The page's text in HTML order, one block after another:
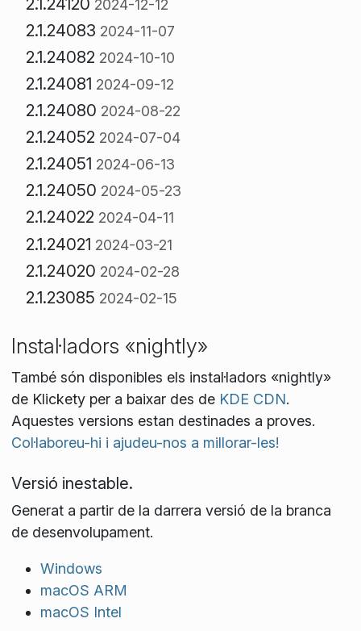
2024-12-12
2.1.24083 2024-11-07
2.1.24082 2024-10-10
2.1.24081 2024-09-12
2.1.24080 2024-08-22
2.1.24052 2024-07-04
2.1.24051 2024-06-13
2.1.24050 2024-05-23
2.1.24022 2024-04-11
2.1.24021 2024-03-21
2.1.24020 2024-02-28
2.1.23085 2024-02-15
Instal·ladors «nightly»
També són disponibles els instal·ladors «nightly»
de Klickety per a baixar des de KDE CDN.
Aquestes versions estan destinades a proves.
Col·laboreu-hi i ajudeu-nos a millorar-les!
Versió inestable.
Generat a partir de la darrera versió de la branca
de desenvolupament.
Windows
macOS ARM
macOS Intel